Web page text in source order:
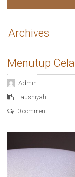
Archives
Menutup
Admin
Taushiyah
0 comment